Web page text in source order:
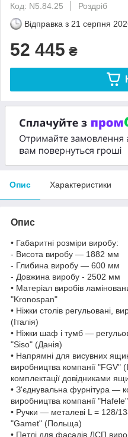
Код: N5.84.25
Роздріб
Відправка з 21 серпня
52 445 ₴
Опис Характеристики
Опис
• Габаритні розміри виробу:
- Висота виробу — 1882 мм
- Глибина виробу — 600 мм
- Довжина виробу - 2502 мм
• Матеріал виробів
"Kronospan"
• Ніжки столів регульовані,
(Італія)
• Ніжки шаф і тумб —
"Siso" (Данія)
• Напрямні для висувних
виробництва компанії "FGV"
комплектації довідниками
• З'єднувальна фурнітура —
виробництва компанії
• Ручки — металеві L = 128/
"Gamet" (Польща)
• Петлі для фасадів ДСП